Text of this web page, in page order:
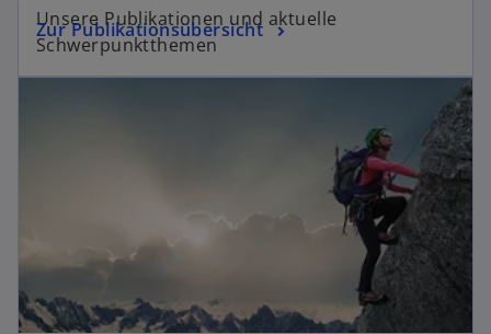
Unsere Publikationen und aktuelle
Schwerpunktthemen
Zur Publikationsübersicht